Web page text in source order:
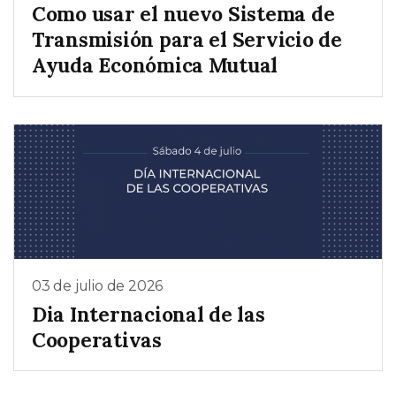
Como usar el nuevo Sistema de
Transmisión para el Servicio de
Ayuda Económica Mutual
03 de julio de 2026
Dia Internacional de las
Cooperativas